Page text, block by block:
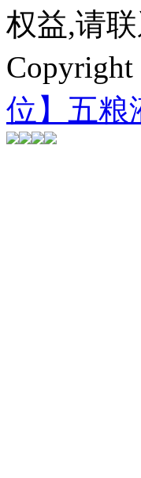
权益,请
位】五粮